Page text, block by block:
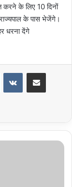
करने के लिए 10 दिनों
के पास भेजेंगे।
धरना देंगे
VKontakteShare via Email